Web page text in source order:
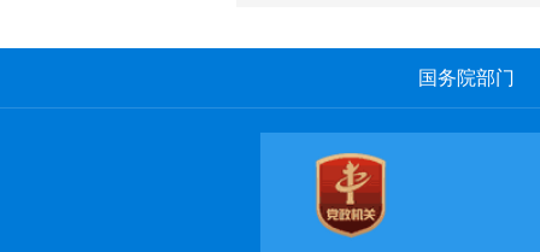
国务院部门